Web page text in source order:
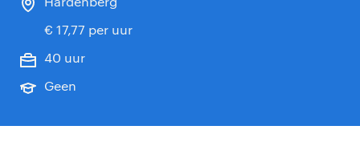
€ 17,77 per uur
40 uur
Geen